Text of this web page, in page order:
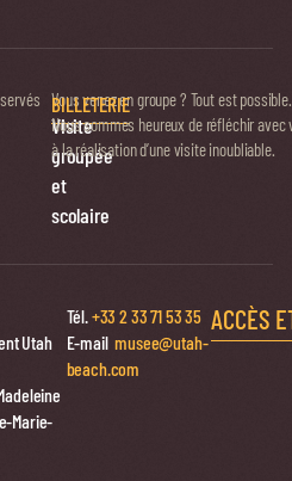
BILLETERIE
Visite
groupée
et
scolaire
Vous venez en groupe ? Tout est possible.
Nous sommes heureux de réfléchir avec
à la réalisation d’une visite inoubliable.
Utah
Marie-
Tél.+33 2 33 71 53 35
E-mailmusee@utah-
beach.com
ACCÈS